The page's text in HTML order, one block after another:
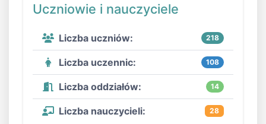
Uczniowie i nauczyciele
Liczba uczniów: 218
Liczba uczennic: 108
Liczba oddziałów: 14
Liczba nauczycieli: 28